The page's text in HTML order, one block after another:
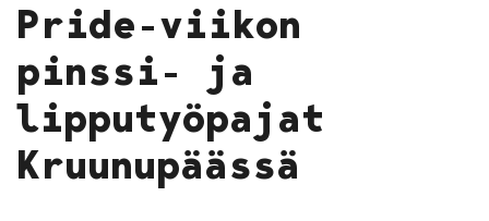
Pride-viikon
pinssi- ja
lipputyöpajat
Kruunupäässä